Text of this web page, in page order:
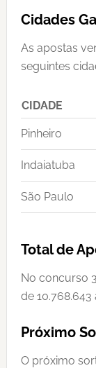
Cidades
As apostas
seguintes
CIDADE
Pinheiro
Indaiatuba
São Paulo
Total de
No concurso
de 10.768.643
Próximo
O próximo